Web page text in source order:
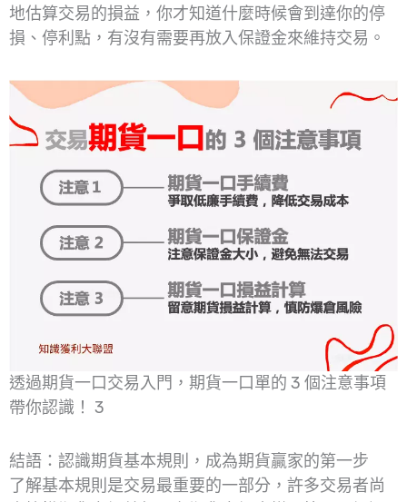
地估算交易的損益，你才知道什麼時候會到達你的停
損、停利點，有沒有需要再放入保證金來維持交易。
透過期貨一口交易入門，期貨一口單的 3 個注意事項
帶你認識！ 3
結語：認識期貨基本規則，成為期貨贏家的第一步
了解基本規則是交易最重要的一部分，許多交易者尚